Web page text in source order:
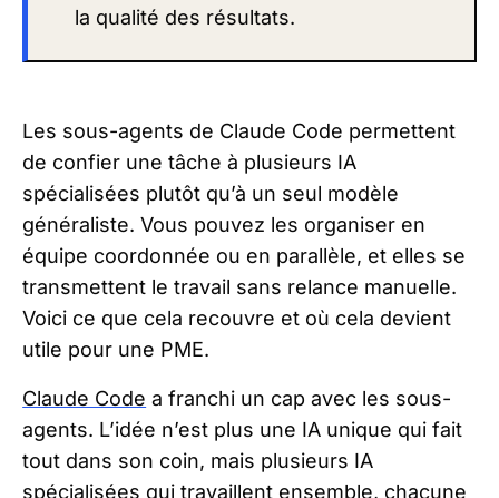
la qualité des résultats.
Les sous-agents de Claude Code permettent
de confier une tâche à plusieurs IA
spécialisées plutôt qu’à un seul modèle
généraliste. Vous pouvez les organiser en
équipe coordonnée ou en parallèle, et elles se
transmettent le travail sans relance manuelle.
Voici ce que cela recouvre et où cela devient
utile pour une PME.
Claude Code a franchi un cap avec les sous-
agents. L’idée n’est plus une IA unique qui fait
tout dans son coin, mais plusieurs IA
spécialisées qui travaillent ensemble, chacune